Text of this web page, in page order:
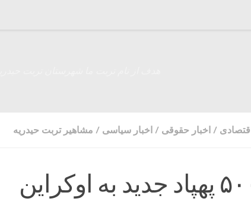
/ اخبار حقوقی / اخبار سیاسی / مشاهیر تربت حیدریه
آمریکا بیش از ۵۰۰ پهپاد جدید به اوکراین